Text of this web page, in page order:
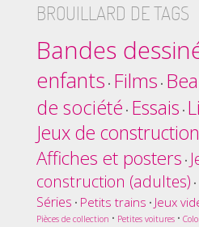
BROUILLARD DE TAGS
Bandes
enfants • Films •
de société • Essais •
Jeux de
Affiches et posters •
construction (adultes) •
Séries • Petits trains • Jeux
Pièces de collection • Petites voitures•